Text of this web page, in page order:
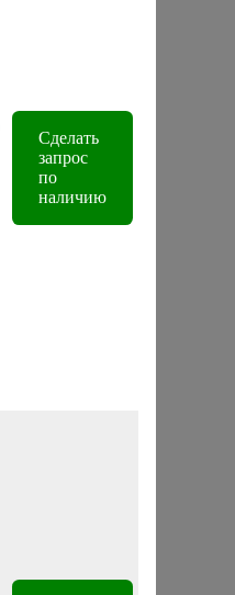
Сделать
запрос
по
наличию